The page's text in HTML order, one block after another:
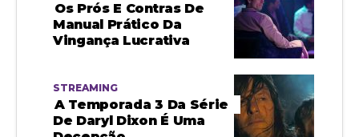
Os Prós E Contras De
Manual Prático Da
Vingança Lucrativa
STREAMING
A Temporada 3 Da Série
De Daryl Dixon É Uma